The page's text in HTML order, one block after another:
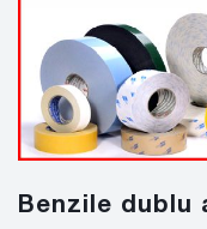
Benzile dublu